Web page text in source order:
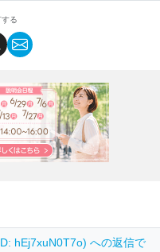
る
hEj7xuN0T7o) への返信で